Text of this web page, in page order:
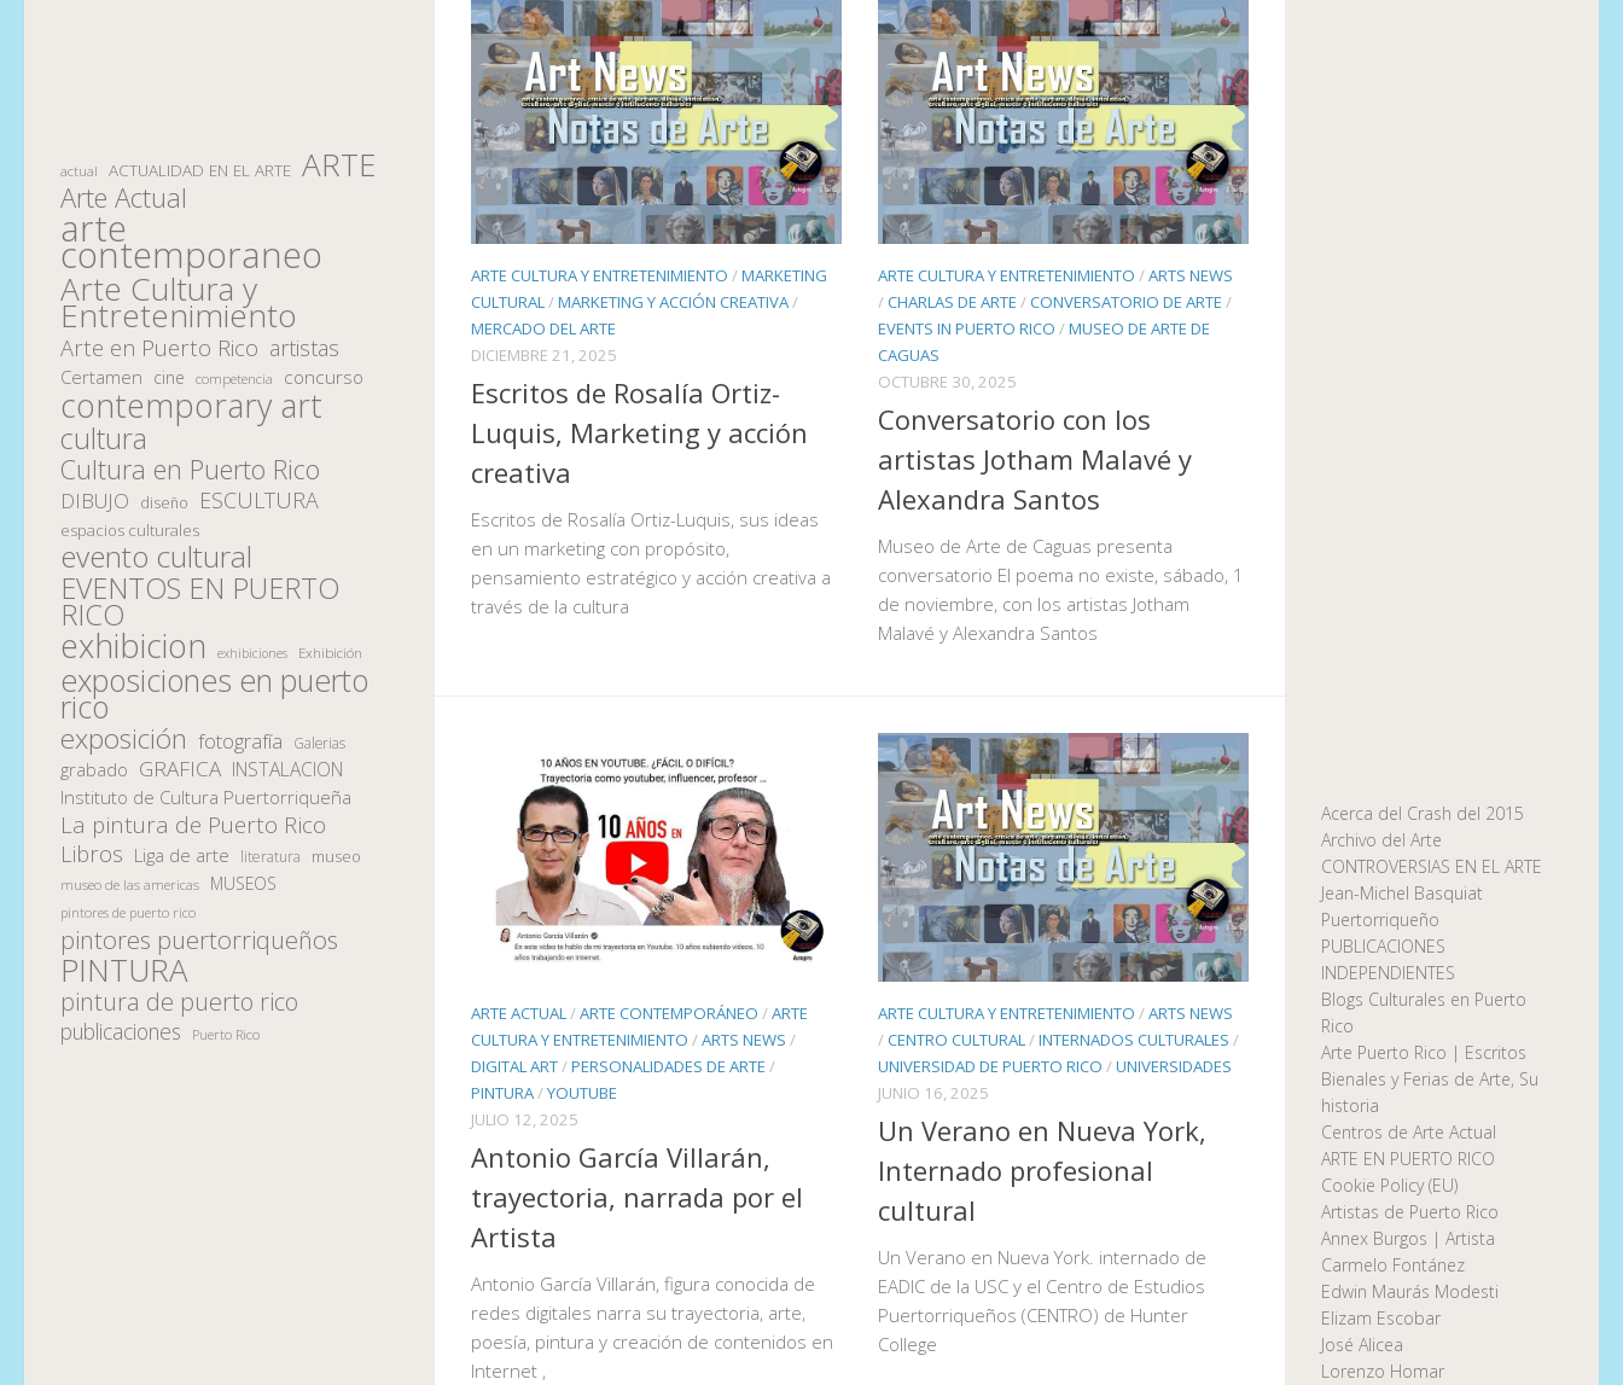
ARTE CULTURA Y ENTRETENIMIENTO /MARKETING
CULTURAL/MARKETING Y ACCIÓN CREATIVA/
MERCADO DEL ARTE
DICIEMBRE 21, 2025
Escritos de Rosalía Ortiz-
Luquis, Marketing y acción
creativa
Escritos de Rosalía Ortiz-Luquis, sus ideas
en un marketing con propósito,
pensamiento estratégico y acción creativa a
través de la cultura
ARTE CULTURA Y ENTRETENIMIENTO /ARTS NEWS
/CHARLAS DE ARTE /CONVERSATORIO DE ARTE /
EVENTS IN PUERTO RICO /MUSEO DE ARTE DE
CAGUAS
OCTUBRE 30, 2025
Conversatorio con los
artistas Jotham Malavé y
Alexandra Santos
Museo de Arte de Caguas presenta
conversatorio El poema no existe, sábado, 1
de noviembre, con los artistas Jotham
Malavé y Alexandra Santos
ARTE ACTUAL/ARTE CONTEMPORÁNEO /ARTE
CULTURA Y ENTRETENIMIENTO /ARTS NEWS /
DIGITAL ART/PERSONALIDADES DE ARTE /
PINTURA/YOUTUBE
JULIO 12, 2025
Antonio García Villarán,
trayectoria, narrada por el
Artista
Antonio García Villarán, figura conocida de
redes digitales narra su trayectoria, arte,
poesía, pintura y creación de contenidos en
Internet ,
ARTE CULTURA Y ENTRETENIMIENTO /ARTS NEWS
/CENTRO CULTURAL/INTERNADOS CULTURALES /
UNIVERSIDAD DE PUERTO RICO /UNIVERSIDADES
JUNIO 16, 2025
Un Verano en Nueva York,
Internado profesional
cultural
Un Verano en Nueva York. internado de
EADIC de la USC y el Centro de Estudios
Puertorriqueños (CENTRO) de Hunter
College
actual ACTUALIDAD EN EL ARTE ARTE
Arte Actual
arte
contemporaneo
Arte Cultura y
Entretenimiento
Arte en Puerto Rico artistas
Certamen cine competencia concurso
contemporary art
cultura
Cultura en Puerto Rico
DIBUJO diseño ESCULTURA
espacios culturales
evento cultural
EVENTOS EN PUERTO
RICO
exhibicion exhibiciones Exhibición
exposiciones en puerto
rico
exposición fotografía Galerias
grabado GRAFICA INSTALACION
Instituto de Cultura Puertorriqueña
La pintura de Puerto Rico
Libros Liga de arte literatura museo
museo de las americas MUSEOS
pintores de puerto rico
pintores puertorriqueños
PINTURA
pintura de puerto rico
publicaciones Puerto Rico
Acerca del Crash del 2015
Archivo del Arte
CONTROVERSIAS EN EL ARTE
Jean-Michel Basquiat
Puertorriqueño
PUBLICACIONES
INDEPENDIENTES
Blogs Culturales en Puerto
Rico
Arte Puerto Rico | Escritos
Bienales y Ferias de Arte, Su
historia
Centros de Arte Actual
ARTE EN PUERTO RICO
Cookie Policy (EU)
Artistas de Puerto Rico
Annex Burgos | Artista
Carmelo Fontánez
Edwin Maurás Modesti
Elizam Escobar
José Alicea
Lorenzo Homar